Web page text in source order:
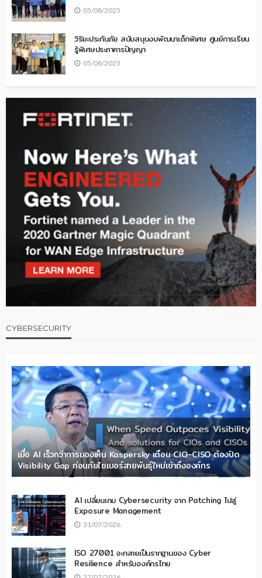
05/08/2025
วิริยะประกันภัย สนับสนุนงบพัฒนาเด็กพิเศษ ศูนย์การเรียน
รู้พิเศษประภาคารปัญญา
05/08/2025
CYBERSECURITY
เมื่อ AI เร็วกว่าการมองเห็น Kaspersky เตือน CIO-CISO ต้องปิด
Visibility Gap ก่อนภัยไซเบอร์สายพันธุ์ใหม่เข้าถึงองค์กร
AI เปลี่ยนเกม Cybersecurity จาก Patching ไปสู่
Exposure Management
31/07/2026
ISO 27001 จะกลายเป็นรากฐานของ Cyber
Resilience สำหรับองค์กรไทย